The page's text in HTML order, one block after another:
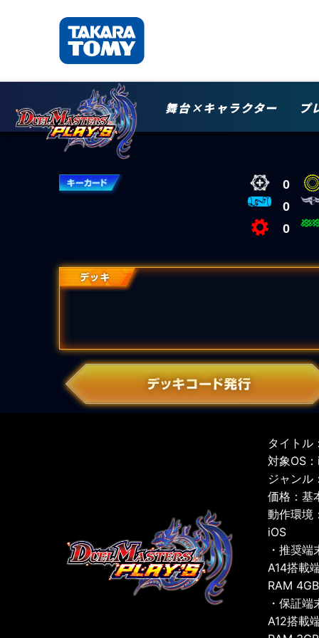
舞台×キャラクター プ
0
0
0
タイトル
対象OS
ジャンル
価格：基
動作環境
iOS
・推奨端
A14搭載
RAM
・保証端
A12搭載